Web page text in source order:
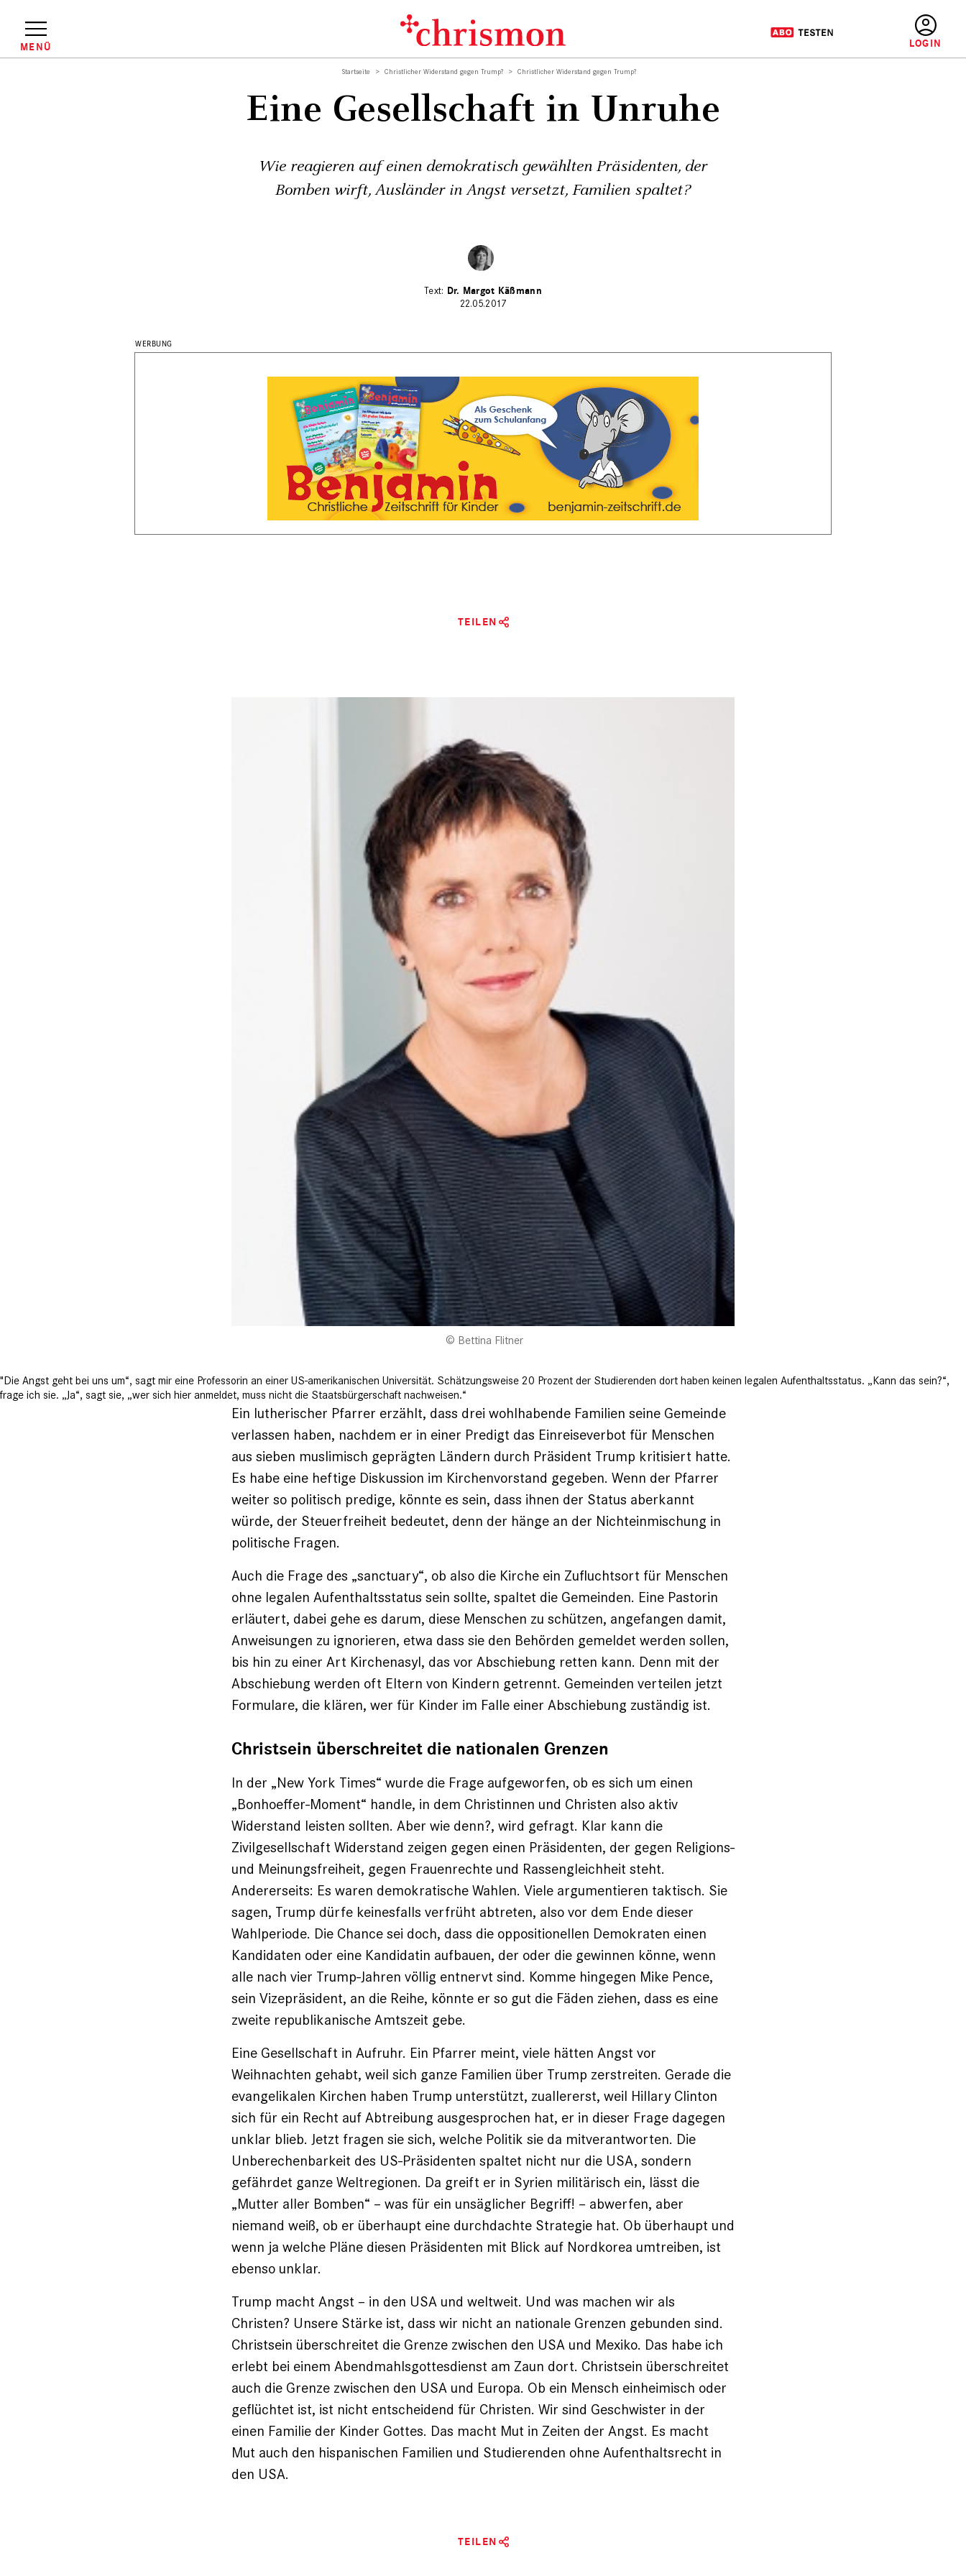
Inhalt
MENÜ
Startseite Christlicher Widerstand gegen Trump? Christlicher Widerstand gegen Trump?
Eine Gesellschaft in Unruhe
Wie reagieren auf einen demokratisch gewählten Präsidenten, der
Bomben wirft, Ausländer in Angst versetzt, Familien spaltet?
Dr. Margot Käßmann
22.05.2017
TEILEN
Bettina Flitner
"Die Angst geht bei uns um“, sagt mir eine Professorin an einer US-amerikanischen Universität. Schätzungsweise 20 Prozent der Studierenden dort haben keinen legalen Aufenthaltsstatus. „Kann das sein?“,
frage ich sie. „Ja“, sagt sie, „wer sich hier anmeldet, muss nicht die Staatsbürgerschaft nachweisen.“
Ein lutherischer Pfarrer erzählt, dass drei wohlhabende Familien seine Gemeinde
verlassen haben, nachdem er in einer Predigt das Einreiseverbot für Menschen
aus sieben muslimisch geprägten Ländern durch Präsident Trump kritisiert hatte.
Es habe eine heftige Diskussion im Kirchenvorstand gegeben. Wenn der Pfarrer
weiter so politisch predige, könnte es sein, dass ihnen der Status ab­erkannt
würde, der Steuerfreiheit bedeutet, denn der hänge an der Nichteinmischung in
politische Fragen.
Auch die Frage des „sanctuary“, ob also die Kirche ein Zufluchtsort für Menschen
ohne legalen Aufenthaltsstatus sein sollte, spaltet die Gemeinden. Eine Pastorin
erläutert, dabei gehe es darum, diese Menschen zu schützen, angefangen damit,
Anweisungen zu ignorieren, etwa dass sie den Behörden gemeldet werden sollen,
bis hin zu einer Art Kirchenasyl, das vor Abschiebung retten kann. Denn mit der
Abschiebung werden oft Eltern von Kindern getrennt. Gemeinden verteilen jetzt
Formulare, die klären, wer für Kinder im Falle einer Abschiebung zuständig ist.
Christsein überschreitet die nationalen Grenzen
In der „New York Times“ wurde die Frage aufgeworfen, ob es sich um einen
„Bonhoeffer-Moment“ handle, in dem Christinnen und Christen also aktiv
Widerstand leisten sollten. Aber wie denn?, wird gefragt. Klar kann die
Zivilgesellschaft Widerstand zeigen gegen einen Präsidenten, der gegen Religions-
und Meinungsfreiheit, gegen Frauenrechte und Rassengleichheit steht.
Andererseits: Es waren demokratische Wahlen. Viele argumentieren taktisch. Sie
sagen, Trump dürfe keinesfalls verfrüht abtreten, also vor dem Ende dieser
Wahlperiode. Die Chance sei doch, dass die oppositionellen Demokraten einen
Kandidaten oder eine Kandidatin aufbauen, der oder die gewinnen könne, wenn
alle nach vier Trump-Jahren völlig entnervt sind. Komme hingegen Mike Pence,
sein Vizepräsident, an ­die Reihe, könnte er so gut die Fäden ziehen, dass es eine
zweite republikanische Amtszeit gebe.
Eine Gesellschaft in Aufruhr. Ein Pfarrer meint, viele hätten Angst vor
Weihnachten gehabt, weil sich ganze ­Familien über Trump zerstreiten. Gerade die
evangelikalen Kirchen haben Trump unterstützt, zuallererst, weil Hillary Clinton
sich für ein Recht auf Abtreibung ausgesprochen hat, er in dieser Frage dagegen
unklar blieb. Jetzt fragen sie sich, welche Politik sie da mitverantworten. Die
Unberechenbarkeit des US-Präsidenten spaltet nicht nur die USA, sondern
gefährdet ganze Weltregionen. Da greift er in Syrien militärisch ein, lässt die
„Mutter aller Bomben“ – was für ein unsäglicher Begriff! – abwerfen, aber
niemand weiß, ob er überhaupt eine durchdachte Strategie hat. Ob überhaupt und
wenn ja welche Pläne diesen Präsidenten mit Blick auf Nordkorea umtreiben, ist
ebenso unklar.
Trump macht Angst – in den USA und weltweit. Und was machen wir als
Christen? Unsere Stärke ist, dass wir nicht an nationale Grenzen gebunden sind.
Christsein überschreitet die Grenze zwischen den USA und Mexiko. Das habe ich
erlebt bei einem Abendmahlsgottesdienst am Zaun dort. Christsein überschreitet
auch die Grenze zwischen den USA und Europa. Ob ein Mensch ein­­heimisch oder
geflüchtet ist, ist nicht entscheidend für Christen. Wir sind Geschwister in der
einen Familie der Kinder Gottes. Das macht Mut in Zeiten der Angst. Es macht
Mut auch den hispanischen Familien und Studierenden ohne Aufenthaltsrecht in
den USA.
TEILEN